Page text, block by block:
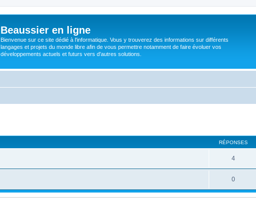
Beaussier en ligne
Bienvenue sur ce site dédié à l'informatique. Vous y trouverez des informations sur différents
langages et projets du monde libre afin de vous permettre notamment de faire évoluer vos
développements actuels et futurs vers d'autres solutions.
RÉPONSES
4
0